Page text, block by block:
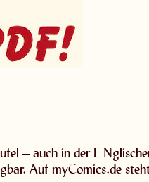
– auch in der E
Auf myComics.de